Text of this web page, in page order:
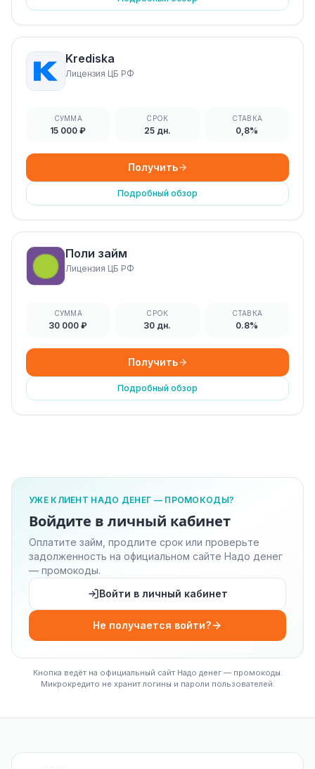
Krediska
Лицензия ЦБ РФ
СУММА
15 000 ₽
СРОК
25 дн.
СТАВКА
0,8%
Получить
Подробный обзор
Поли займ
Лицензия ЦБ РФ
СУММА
30 000 ₽
СРОК
30 дн.
СТАВКА
0.8%
Получить
Подробный обзор
УЖЕ КЛИЕНТ НАДО ДЕНЕГ — ПРОМОКОДЫ?
Войдите в личный кабинет
Оплатите займ, продлите срок или проверьте
задолженность на официальном сайте Надо денег
— промокоды.
Войти в личный кабинет
Не получается войти?
Кнопка ведёт на официальный сайт Надо денег — промокоды.
Микрокредито не хранит логины и пароли пользователей.